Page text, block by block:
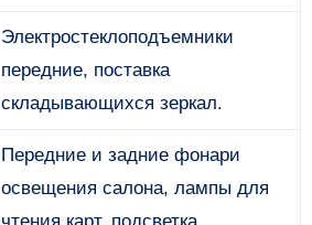
Электростеклоподъемники
передние, поставка
складывающихся зеркал.
Передние и задние фонари
освещения салона, лампы для